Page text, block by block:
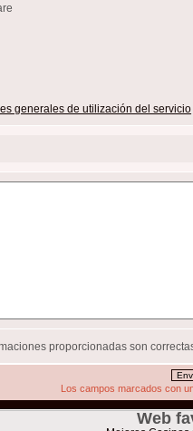
generales de utilización del servicio
proporcionadas son
Los campos marcados con
Web